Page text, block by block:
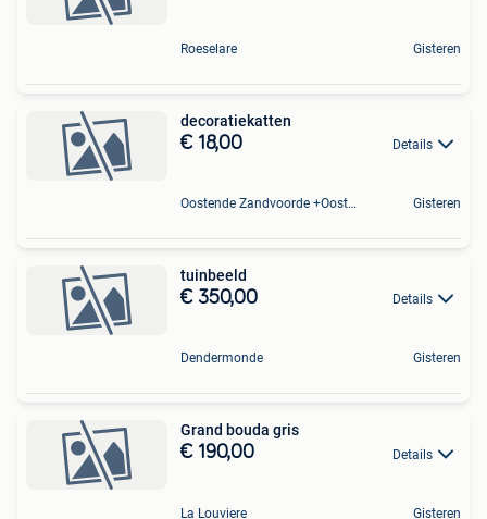
Roeselare Gisteren
decoratiekatten
€ 18,00 Details
Oostende Zandvoorde +Oostende Gisteren
tuinbeeld
€ 350,00 Details
Dendermonde Gisteren
Grand bouda gris
€ 190,00 Details
La Louviere Gisteren